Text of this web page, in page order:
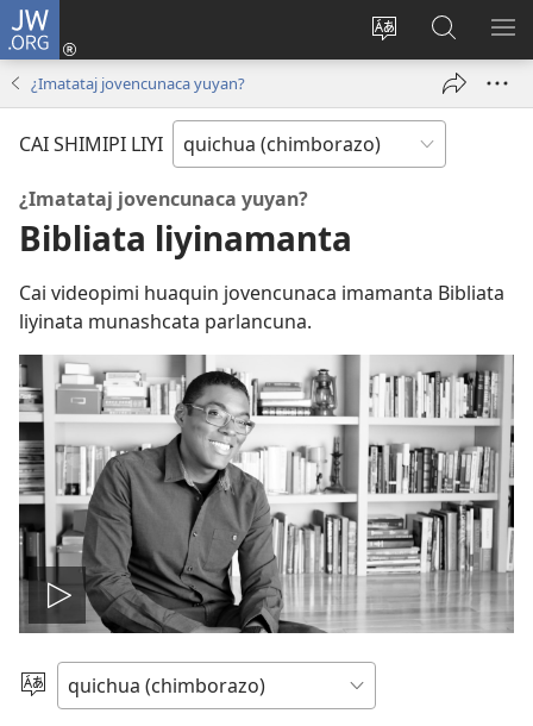
JW.ORG
Paginapi shutaj
shimita
Yaicungapaj
(abre
ventana)
JW.ORG
paginapi
mashcai
¿Imatataj jovencunaca yuyan?
CAI SHIMIPI LIYI
¿Imatataj jovencunaca yuyan?
Bibliata liyinamanta
Cai videopimi huaquin jovencunaca imamanta Bibliata
liyinata munashcata parlancuna.
Play
video
Shimita
agllai